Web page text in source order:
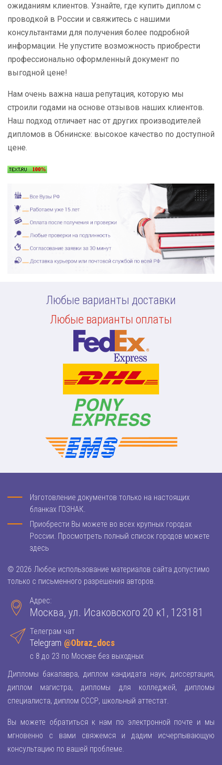
ожиданиям клиентов. Узнайте, где купить диплом с
проводкой в России и свяжитесь с нашими
консультантами для получения более подробной
информации. Не упустите возможность приобрести
профессионально оформленный документ по
выгодной цене!
Нам очень важна наша репутация, которую мы
строили годами на основе отзывов наших клиентов.
Наш подход отличает нас от других производителей
дипломов в Обнинске: высокое качество по доступной
цене.
Любые варианты доставки
Любые варианты оплаты
Изготовление документов только на настоящих
бланках ГОЗНАК.
Приобрести Вы можете во всех крупных городах
России. Просмотреть полный список городов можете
здесь
© 2026 Любое использование материалов сайта допустимо
только с письменного разрешения авторов.
Адрес:
Москва, ул. Исаковского 20 к1, 123181
Телеграм чат
Telegram @Obraz_docs
с 8 до 23 по Москве без выходных
Дипломы бакалавра, диплом кандидата наук, диссертация,
диплом магистра, дипломы для колледжей, дипломы
специалиста, диплом СССР, школьный аттестат.
Вы можете обратиться к нам по электронной почте и мы
мгновенно с вами свяжемся и дадим исчерпывающую
консультацию по вашей проблеме.